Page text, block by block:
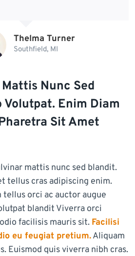
Thelma Turner
Southfield, MI
Nunc Sed
Enim Diam
Sit Amet
mattis nunc sed blandit.
tellus cras adipiscing enim.
tellus orci ac auctor augue
blandit Viverra orci
facilisis mauris sit. Facilisi
eu feugiat pretium.Aliquam
Euismod quis viverra nibh cras.